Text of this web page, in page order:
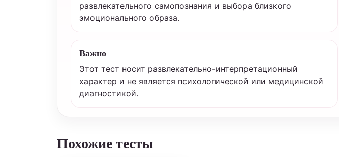
развлекательного самопознания и выбора близкого
эмоционального образа.
Важно
Этот тест носит развлекательно-интерпретационный
характер и не является психологической или медицинской
диагностикой.
Похожие тесты